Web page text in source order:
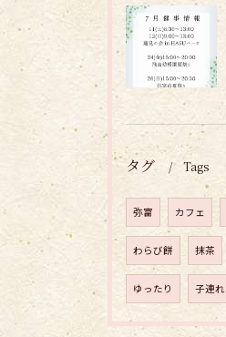
タグ Tags
弥富 カフェ
わらび餅 抹茶
ゆったり 子連れ